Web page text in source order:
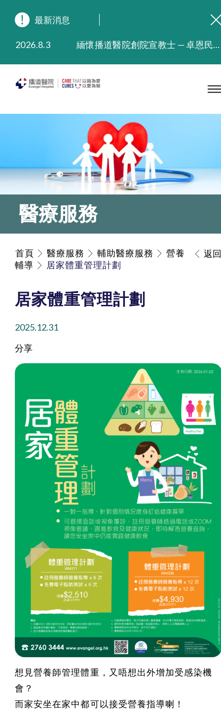
最新消息
2026.8.3
緬懷播道醫院創院宣教士 — 卓恩民醫生香港追思會
2025.9.23
本院在暴雨或颱風警告信號 (包括黑色暴雨及8號或以上熱帶氣旋警告信號) 下，仍會維持有限度服務。如有查詢，可致電2711 5222。
2025.7.21
播道醫院手機App已推出查閱病歷記錄及求診資料功能，請即下載
醫療服務
首頁 醫療服務 輔助醫療服務
營養
輔導
居家體重管理計劃
返回
居家體重管理計劃
2025.12.31
分享
想見營養師管理體重，又唔想出外增加受感染機
會？
而家安坐在家中都可以接受營養指導喇！